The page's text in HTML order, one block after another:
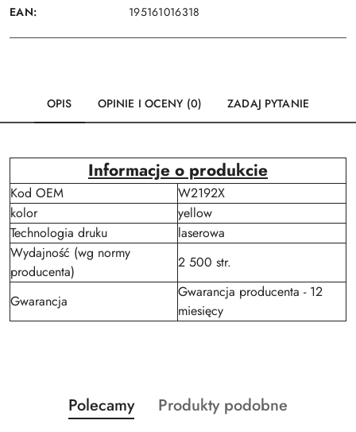
EAN: 195161016318
OPIS OPINIE I OCENY (0) ZADAJ PYTANIE
Informacje o produkcie
Kod OEM
W2192X
kolor
yellow
Technologia druku
laserowa
Wydajność (wg normy
producenta)
2 500 str.
Gwarancja
Gwarancja producenta - 12
miesięcy
Pomiń karuzelę produktów
Produkty
o
Polecamy
Produkty
Produkty podobne